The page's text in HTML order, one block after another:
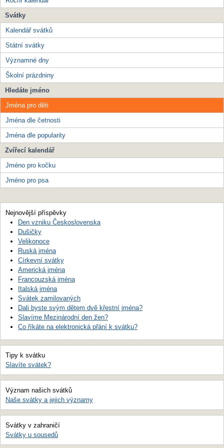
Svátky
Kalendář svátků
Státní svátky
Významné dny
Školní prázdniny
Hledáte jméno
Jména pro děti
Jména dle četnosti
Jména dle popularity
Zvířecí kalendář
Jméno pro kočku
Jméno pro psa
Nejnovější příspěvky
Den vzniku Československa
Dušičky
Velikonoce
Ruská jména
Církevní svátky
Americká jména
Francouzská jména
Italská jména
Svátek zamilovaných
Dali byste svým dětem dvě křestní jména?
Slavíme Mezinárodní den žen?
Co říkáte na elektronická přání k svátku?
Tipy k svátku
Slavíte svátek?
Význam našich svátků
Naše svátky a jejich významy
Svátky v zahraničí
Svátky u sousedů